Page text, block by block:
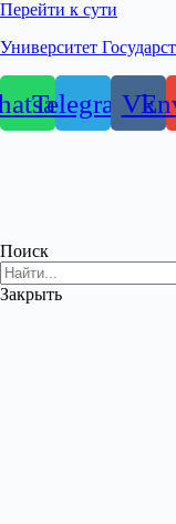
Перейти к сути
Университет
TelegramVk
Поиск
Закрыть